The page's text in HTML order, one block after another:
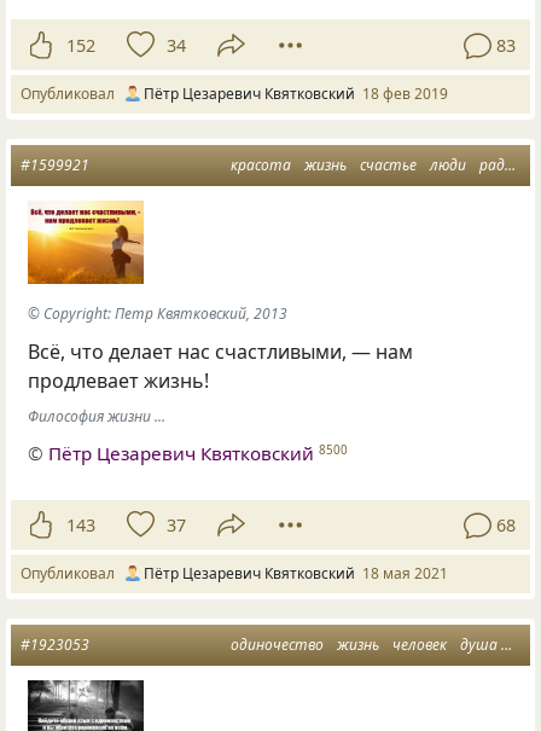
152 34 83
Опубликовал Пётр Цезаревич Квятковский 18 фев 2019
красота жизнь счастье люди радость
#1599921
© Copyright: Петр Квятковский, 2013
Всё, что делает нас счастливыми, — нам
продлевает жизнь!
Философия жизни ...
© Пётр Цезаревич Квятковский 8500
143 37 68
Опубликовал Пётр Цезаревич Квятковский 18 мая 2021
одиночество жизнь человек душа
#1923053